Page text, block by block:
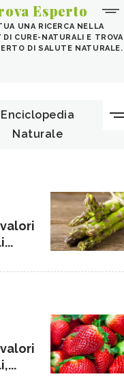
Esperto
UNA RICERCA NELLA
DI CURE-NATURALI E TROVA
DI SALUTE NATURALE.
Enciclopedia
Naturale